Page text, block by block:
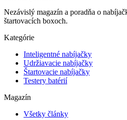
Nezávislý magazín a poradňa o
štartovacích boxoch.
Kategórie
Inteligentné nabíjačky
Udržiavacie nabíjačky
Štartovacie nabíjačky
Testery batérií
Magazín
Všetky články